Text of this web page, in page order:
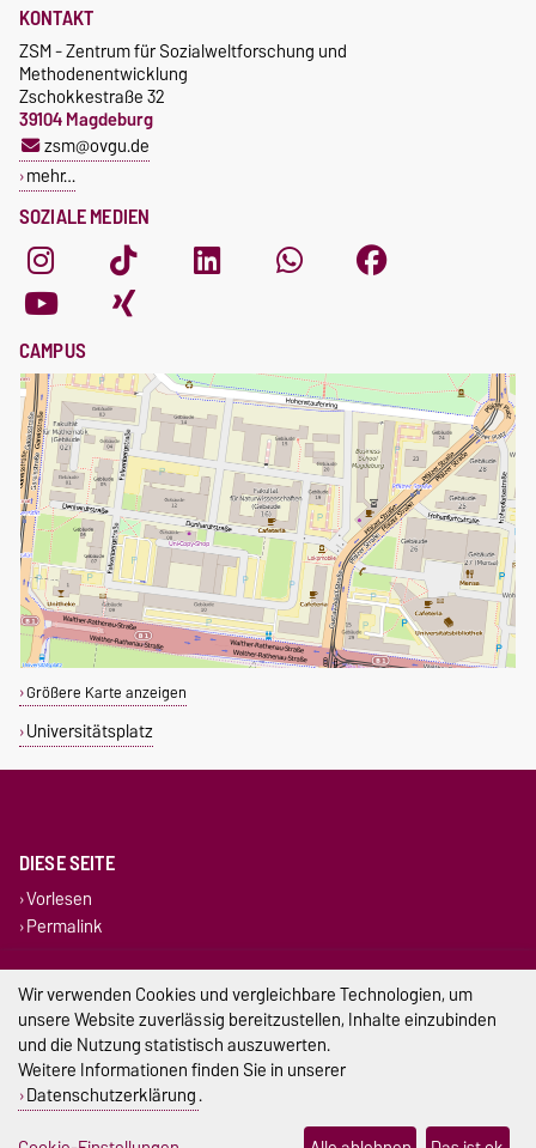
SOZIALE MEDIEN
KONTAKT
ZSM - Zentrum für Sozialweltforschung und
Methodenentwicklung
Zschokkestraße 32
39104 Magdeburg
zsm@ovgu.de
mehr…
CAMPUS
Größere Karte anzeigen
Universitätsplatz
DIESE SEITE
Vorlesen
Permalink
Impressum
Datenschutz
Barrierefreiheit
Cookie-Einstellungen
Wir verwenden Cookies und vergleichbare Technologien, um
unsere Website zuverlässig bereitzustellen, Inhalte einzubinden
und die Nutzung statistisch auszuwerten.
Weitere Informationen finden Sie in unserer
Datenschutzerklärung.